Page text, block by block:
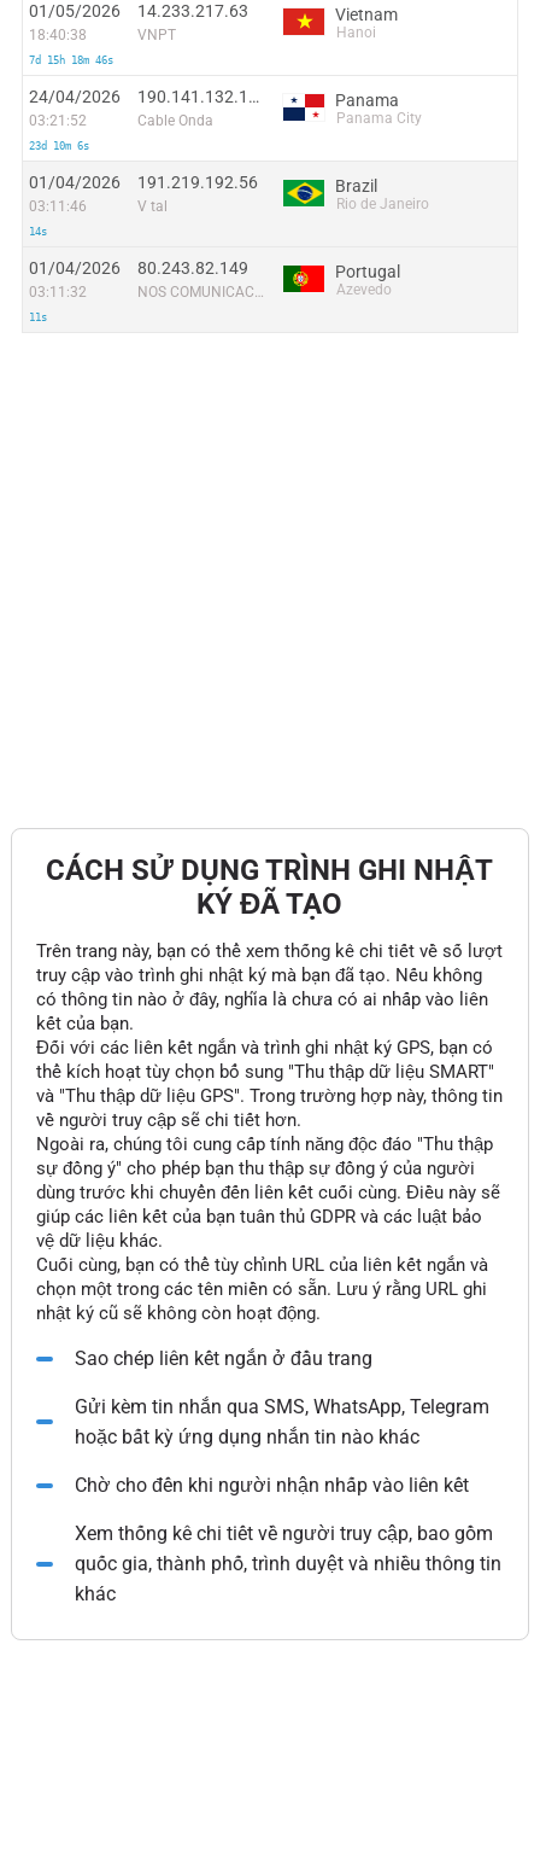
01/05/2026
18:40:38
7d 15h 18m 46s
14.233.217.63
VNPT
Vietnam
Hanoi
24/04/2026
03:21:52
23d 10m 6s
190.141.132.165
Cable Onda
Panama
Panama City
01/04/2026
03:11:46
14s
191.219.192.56
V tal
Brazil
Rio de Janeiro
01/04/2026
03:11:32
11s
80.243.82.149
NOS COMUNICACOES, S.A.
Portugal
Azevedo
CÁCH SỬ DỤNG TRÌNH GHI NHẬT
KÝ ĐÃ TẠO
Trên trang này, bạn có thể xem thống kê chi tiết về số lượt
truy cập vào trình ghi nhật ký mà bạn đã tạo. Nếu không
có thông tin nào ở đây, nghĩa là chưa có ai nhấp vào liên
kết của bạn.
Đối với các liên kết ngắn và trình ghi nhật ký GPS, bạn có
thể kích hoạt tùy chọn bổ sung "Thu thập dữ liệu SMART"
và "Thu thập dữ liệu GPS". Trong trường hợp này, thông tin
về người truy cập sẽ chi tiết hơn.
Ngoài ra, chúng tôi cung cấp tính năng độc đáo "Thu thập
sự đồng ý" cho phép bạn thu thập sự đồng ý của người
dùng trước khi chuyển đến liên kết cuối cùng. Điều này sẽ
giúp các liên kết của bạn tuân thủ GDPR và các luật bảo
vệ dữ liệu khác.
Cuối cùng, bạn có thể tùy chỉnh URL của liên kết ngắn và
chọn một trong các tên miền có sẵn. Lưu ý rằng URL ghi
nhật ký cũ sẽ không còn hoạt động.
Sao chép liên kết ngắn ở đầu trang
Gửi kèm tin nhắn qua SMS, WhatsApp, Telegram
hoặc bất kỳ ứng dụng nhắn tin nào khác
Chờ cho đến khi người nhận nhấp vào liên kết
Xem thống kê chi tiết về người truy cập, bao gồm
quốc gia, thành phố, trình duyệt và nhiều thông tin
khác